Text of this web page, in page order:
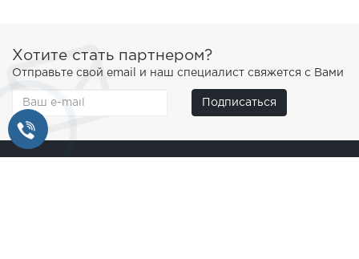
Хотите стать партнером?
Отправьте свой email и наш специалист свяжется с Вами
Подписаться